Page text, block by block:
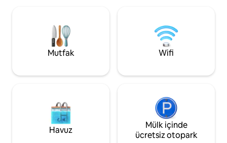
ve ödüllü Valley şaraphaneleri ve bira
fabrikaları (20-40 dakika) gibi yerel
mücevherlerin tadını çıkarın. Doğayla ve
kendinizle yeniden bağ kurabileceğiniz
sunuyoruz:
Split, Grand Pre,
ağırlamaktan
Mutfak Wifi
Havuz
Mülk içinde
ücretsiz otopark